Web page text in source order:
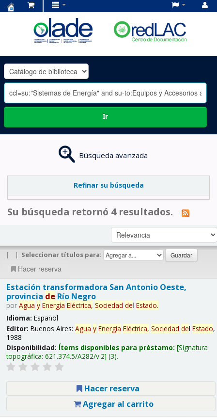
OLADE
-
Ir
Búsqueda avanzada
Refinar su búsqueda
Su búsqueda retornó 4 resultados.
| | Seleccionar títulos para:
Hacer reserva
Estación transformadora San Antonio Oeste,
provincia deRío Negro
por Agua y Energía Eléctrica, Sociedad del Estado.
Idioma: Español
Editor: Buenos Aires: Agua y Energía Eléctrica, Sociedad del Estado,
1988
Disponibilidad: Ítems disponibles para préstamo: Signatura
topográfica: 621.374.5/A282/v.2 (3).
Hacer reserva
Agregar al carrito